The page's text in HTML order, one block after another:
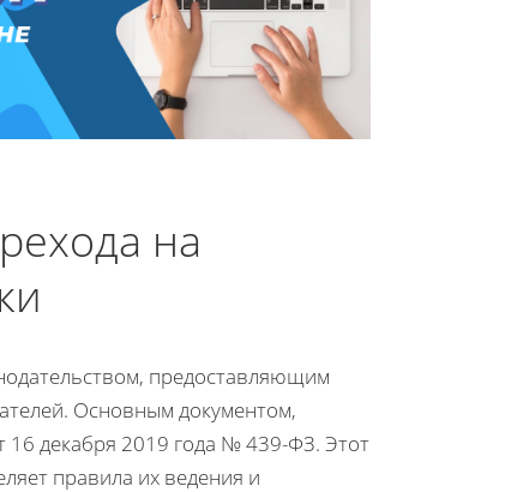
на
предоставляющим
Основным документом,
16 декабря 2019 года № 439-ФЗ. Этот
правила их ведения и